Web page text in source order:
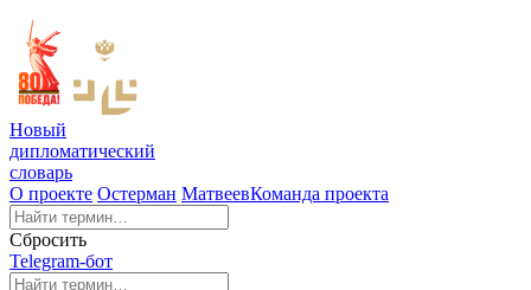
Новый
дипломатический
словарь
О проекте Остерман МатвеевКоманда проекта
Сбросить
Telegram-бот